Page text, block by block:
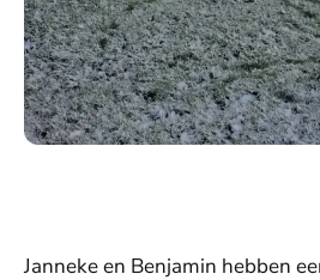
Janneke en Benjamin hebben